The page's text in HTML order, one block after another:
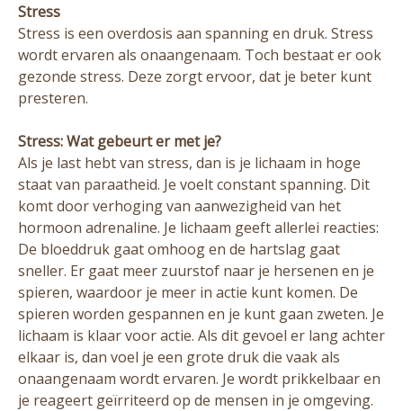
Stress
Stress is een overdosis aan spanning en druk. Stress
wordt ervaren als onaangenaam. Toch bestaat er ook
gezonde stress. Deze zorgt ervoor, dat je beter kunt
presteren.
Stress: Wat gebeurt er met je?
Als je last hebt van stress, dan is je lichaam in hoge
staat van paraatheid. Je voelt constant spanning. Dit
komt door verhoging van aanwezigheid van het
hormoon adrenaline. Je lichaam geeft allerlei reacties:
De bloeddruk gaat omhoog en de hartslag gaat
sneller. Er gaat meer zuurstof naar je hersenen en je
spieren, waardoor je meer in actie kunt komen. De
spieren worden gespannen en je kunt gaan zweten. Je
lichaam is klaar voor actie. Als dit gevoel er lang achter
elkaar is, dan voel je een grote druk die vaak als
onaangenaam wordt ervaren. Je wordt prikkelbaar en
je reageert geïrriteerd op de mensen in je omgeving.